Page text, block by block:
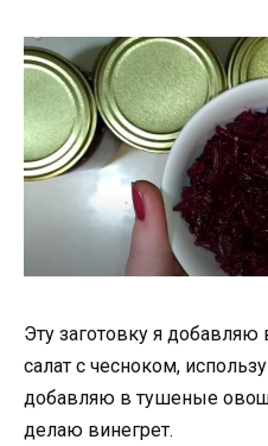
Эту заготовку я
салат с чесноком,
добавляю в тушеные
делаю винегрет.